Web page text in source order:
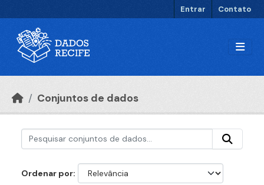
Entrar Contato
Conjuntos de dados
Ordenar por